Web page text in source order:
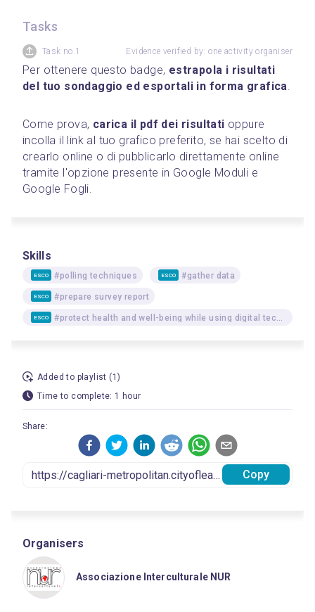
Tasks
Task no.1 Evidence verified by: one activity organiser
Per ottenere questo badge, estrapola i risultati
del tuo sondaggio ed esportali in forma grafica.
Come prova, carica il pdf dei risultati oppure
incolla il link al tuo grafico preferito, se hai scelto di
crearlo online o di pubblicarlo direttamente online
tramite l'opzione presente in Google Moduli e
Google Fogli.
Skills
ESCO #polling techniques ESCO #gather data
ESCO #prepare survey report
ESCO #protect health and well-being while using digital technologies
Added to playlist (1)
Time to complete: 1 hour
Share:
Copy
Organisers
Associazione Interculturale NUR